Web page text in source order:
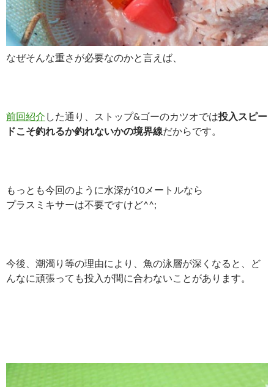
なぜそんな重さが必要なのかと言えば、
前回紹介 した通り、ストップ&ゴーのカツオでは投入スピー
ドこそ釣れるか釣れないかの境界線だからです。
もっとも今回のように水深が10メートルなら
プラスミキサーは不要ですけど^^;
今後、潮濁り等の理由により、魚の泳層が深くなると、ど
んなに頑張っても投入が間に合わないことがあります。